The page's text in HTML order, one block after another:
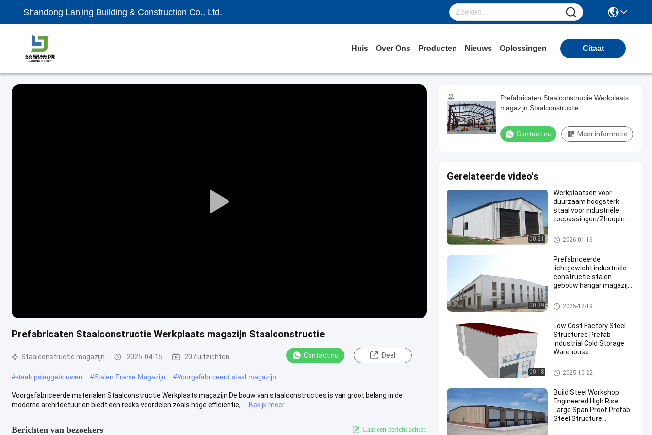
Shandong Lanjing Building & Construction Co., Ltd.
Huis Over Ons Producten Nieuws Oplossingen Citaat
Play
Prefabricaten Staalconstructie Werkplaats magazijn Staalconstructie
Staalconstructie magazijn 2025-04-15 207 uitzichten Contact nu Deel
#staalopslaggebouwen #Stalen Frame Magazijn #Voorgefabriceerd staal magazijn
Voorgefabriceerde materialen Staalconstructie Werkplaats magazijn De bouw van staalconstructies is van groot belang in de
moderne architectuur en biedt een reeks voordelen zoals hoge efficiëntie, ...
Bekijk meer
Berichten van bezoekers Laat een bericht achter.
Prefabricaten Staalconstructie Werkplaats
magazijn Staalconstructie
Contact nu Meer informatie
Gerelateerde video's
00:21
Werkplaatsen voor
duurzaam hoogsterk
staal voor industriële
toepassingen/Zhuopin
Staalconstructie magazijn
2026-01-16
00:39
Prefabriceerde
lichtgewicht industriële
constructie stalen
gebouw hangar magazijn
Staalconstructie magazijn
2025-12-19
00:18
Low Cost Factory Steel
Structures Prefab
Industrial Cold Storage
Warehouse
Staalconstructie magazijn
2025-10-22
Build Steel Workshop
Engineered High Rise
Large Span Proof Prefab
Steel Structure